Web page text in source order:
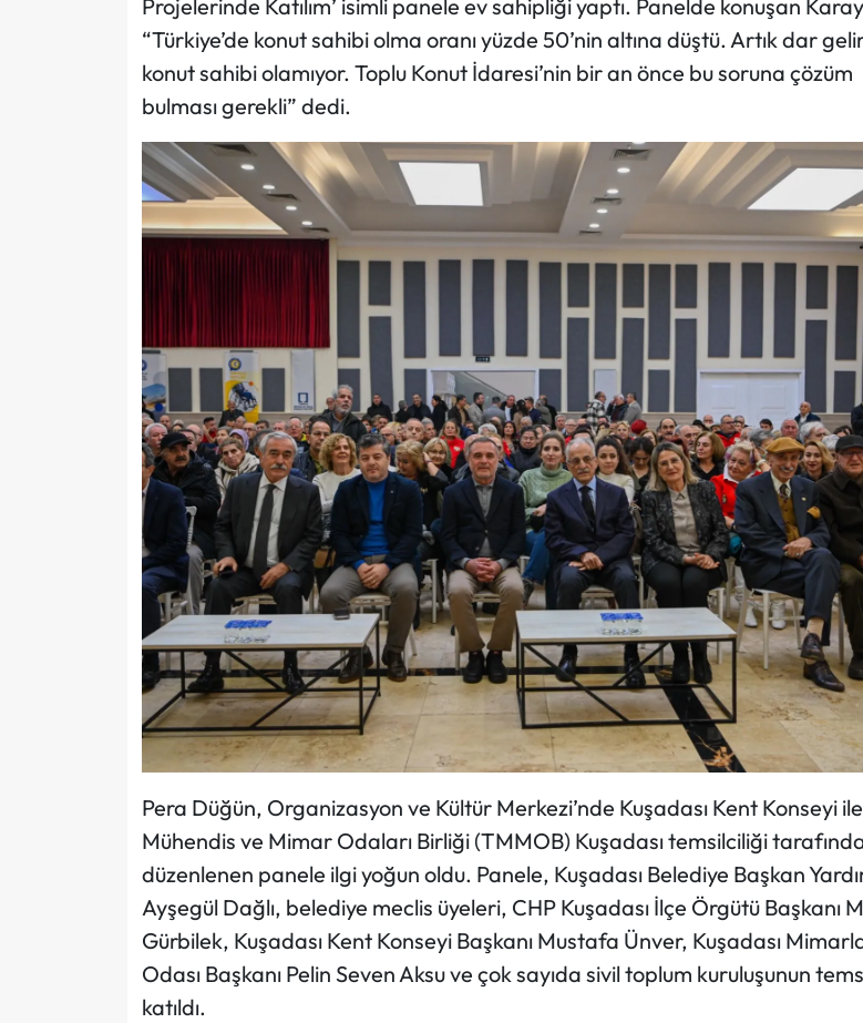
Projelerinde Katılım’ isimli panele ev sahipliği yaptı. Panelde konuşan
“Türkiye’de konut sahibi olma oranı yüzde 50’nin altına düştü. Artık dar
konut sahibi olamıyor. Toplu Konut İdaresi’nin bir an önce bu soruna çözüm
bulması gerekli” dedi.
Pera Düğün, Organizasyon ve Kültür Merkezi’nde Kuşadası Kent Konseyi
Mühendis ve Mimar Odaları Birliği (TMMOB) Kuşadası temsilciliği
düzenlenen panele ilgi yoğun oldu. Panele, Kuşadası Belediye Başkan
Ayşegül Dağlı, belediye meclis üyeleri, CHP Kuşadası İlçe Örgütü Başkanı
Gürbilek, Kuşadası Kent Konseyi Başkanı Mustafa Ünver, Kuşadası
Odası Başkanı Pelin Seven Aksu ve çok sayıda sivil toplum kuruluşunun
katıldı.